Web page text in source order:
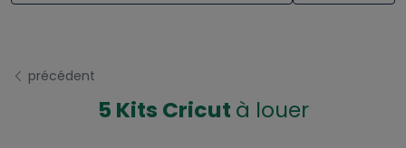
précédent
5 Kits Cricut à louer